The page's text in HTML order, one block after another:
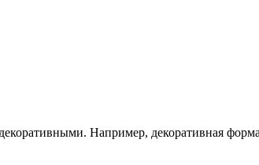
Например, декоративная